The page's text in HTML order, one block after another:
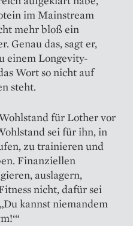
im Mainstream
mehr bloß ein
Genau das, sagt er,
einem Longevity-
Wort so nicht auf
steht.
für Lother vor
sei für ihn, in
zu trainieren und
Finanziellen
auslagern,
nicht, dafür sei
kannst niemandem